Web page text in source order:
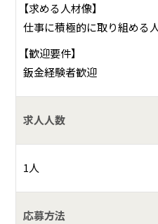
【求める人材像】
仕事に積極的に取り組める
【歓迎要件】
鈑金経験者歓迎
求人人数
1人
応募方法